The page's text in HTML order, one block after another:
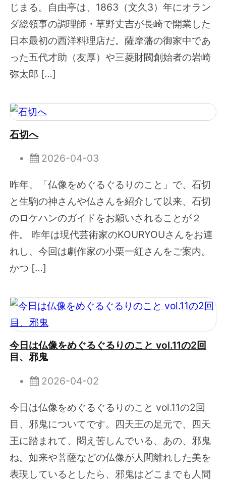
じまる。自由亭は、1863（文久3）年にオラン
ダ総領事の調理師・草野丈吉が長崎で開業した
日本最初の西洋料理店だ。薩摩藩の御家中であ
った五代才助（友厚）や三菱財閥創始者の岩崎
弥太郎 […]
石切へ
2026-04-03
昨年、「仏像をめぐるぐるりのこと」で、石切
と生駒の神さんや仏さんを紹介して以来、石切
のロケハンのガイドをお願いされることが２
件。 昨年は現代芸術家のKOURYOUさんをお連
れし、今回は劇作家の小栗一紅さんをご案内。
かつ […]
今日は仏像をめぐるぐるりのこと vol.11の2回
目、邪鬼
2026-04-02
今日は仏像をめぐるぐるりのこと vol.11の2回
目、邪鬼についてです。四天王の足元で、四天
王に踏まれて、悶え苦しんでいる、あの、邪鬼
ね。如来や菩薩などの仏像が人間離れした美を
表現しているとしたら、邪鬼はどこまでも人間